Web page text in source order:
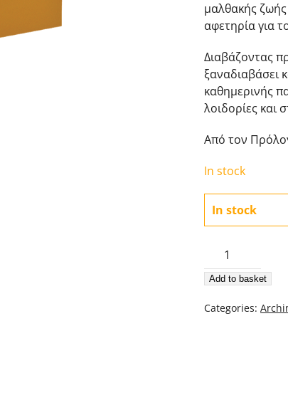
μαλθακής ζωής
αφετηρία για
Διαβάζοντας
ξαναδιαβάσει
καθημερινής
λοιδορίες και
Από τον
In stock
In stock
Μωροί
δια
Χριστόν
Add to basket
Categories: